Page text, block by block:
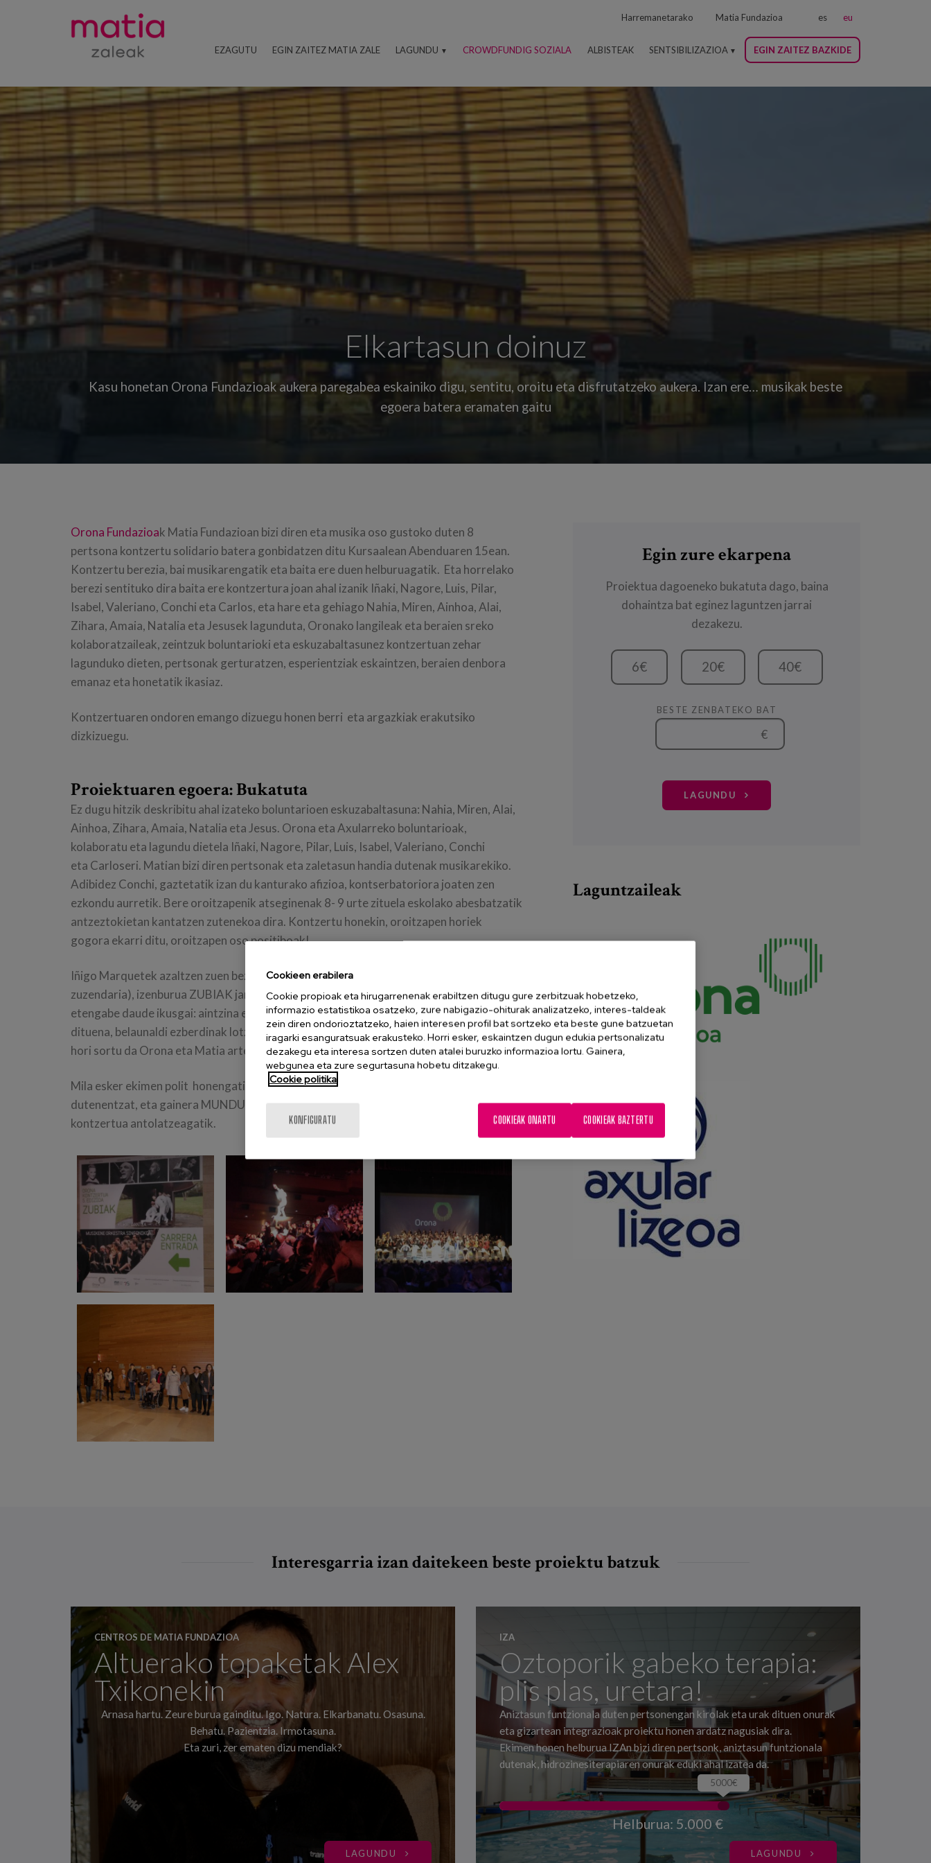
es eu
Harremanetarako Matia Fundazioa
EZAGUTU EGIN ZAITEZ MATIA ZALE LAGUNDU CROWDFUNDIG SOZIALA ALBISTEAK SENTSIBILIZAZIOA EGIN ZAITEZ BAZKIDE
Elkartasun doinuz
Kasu honetan Orona Fundazioak aukera paregabea eskainiko digu, sentitu, oroitu eta disfrutatzeko aukera. Izan ere… musikak beste
egoera batera eramaten gaitu
Orona Fundazioak Matia Fundazioan bizi diren eta musika oso gustoko duten 8
pertsona kontzertu solidario batera gonbidatzen ditu Kursaalean Abenduaren 15ean.
Kontzertu berezia, bai musikarengatik eta baita ere duen helburuagatik. Eta horrelako
berezi sentituko dira baita ere kontzertura joan ahal izanik Iñaki, Nagore, Luis, Pilar,
Isabel, Valeriano, Conchi eta Carlos, eta hare eta gehiago Nahia, Miren, Ainhoa, Alai,
Zihara, Amaia, Natalia eta Jesusek lagunduta, Oronako langileak eta beraien sreko
kolaboratzaileak, zeintzuk boluntarioki eta eskuzabaltasunez kontzertuan zehar
lagunduko dieten, pertsonak gerturatzen, esperientziak eskaintzen, beraien denbora
emanaz eta honetatik ikasiaz.
Kontzertuaren ondoren emango dizuegu honen berri eta argazkiak erakutsiko
dizkizuegu.
Proiektuaren egoera: Bukatuta
Ez dugu hitzik deskribitu ahal izateko boluntarioen eskuzabaltasuna: Nahia, Miren, Alai,
Ainhoa, Zihara, Amaia, Natalia eta Jesus. Orona eta Axularreko boluntarioak,
kolaboratu eta lagundu dietela Iñaki, Nagore, Pilar, Luis, Isabel, Valeriano, Conchi
eta Carloseri. Matian bizi diren pertsonak eta zaletasun handia dutenak musikarekiko.
Adibidez Conchi, gaztetatik izan du kanturako afizioa, kontserbatoriora joaten zen
ezkondu aurretik. Bere oroitzapenik atseginenak 8- 9 urte zituela eskolako abesbatzatik
antzeztokietan kantatzen zutenekoa dira. Kontzertu honekin, oroitzapen horiek
gogora ekarri ditu, oroitzapen oso positiboak!
Iñigo Marquetek azaltzen zuen bezala kontzertuaren hasieran (Orona Fundazioko
zuzendaria), izenburua ZUBIAK jarri diote eta sorkuntzan kontutan izandako zubiak
etengabe daude ikusgai: aintzina eta oraina lotzen duena, kultura ezberdinak lotzen
dituena, belaunaldi ezberdinak lotzen dituena, egoera ezberdinak lotzen dituena... eta
hori sortu da Orona eta Matia artean, zubia: PERTSONEN arteko zubia.
Mila esker ekimen polit honengatik eta horrelako esanguratsua dena partehartu
dutenentzat, eta gainera MUNDUKO BEGIAKentzat helburu solidario bat duen
kontzertua antolatzeagatik.
Egin zure ekarpena
Proiektua dagoeneko bukatuta dago, baina
dohaintza bat eginez laguntzen jarrai
dezakezu.
6€ 20€ 40€
BESTE ZENBATEKO BAT
€
LAGUNDU
Laguntzaileak
Interesgarria izan daitekeen beste proiektu batzuk
CENTROS DE MATIA FUNDAZIOA
Altuerako topaketak Alex
Txikonekin
Arnasa hartu. Zeure burua gainditu. Igo. Natura. Elkarbanatu. Osasuna.
Behatu. Pazientzia. Irmotasuna.
Eta zuri, zer ematen dizu mendiak?
LAGUNDU
IZA
Oztoporik gabeko terapia:
plis plas, uretara!
Aniztasun funtzionala duten pertsonengan kirolak eta urak dituen onurak
eta gizartean integrazioak proiektu honen ardatz nagusiak dira.
Ekimen honen helburua IZAn bizi diren pertsonk, aniztasun funtzionala
dutenak, hidrozinesiterapiaren onurak eduki ahal izatea da.
5000€
Helburua: 5.000 €
LAGUNDU
Cookieen erabilera
Cookie propioak eta hirugarrenenak erabiltzen ditugu gure zerbitzuak hobetzeko,
informazio estatistikoa osatzeko, zure nabigazio-ohiturak analizatzeko, interes-taldeak
zein diren ondorioztatzeko, haien interesen profil bat sortzeko eta beste gune batzuetan
iragarki esanguratsuak erakusteko. Horri esker, eskaintzen dugun edukia pertsonalizatu
dezakegu eta interesa sortzen duten atalei buruzko informazioa lortu. Gainera,
webgunea eta zure segurtasuna hobetu ditzakegu.
Cookie politika
KONFIGURATU COOKIEAK BAZTERTU
COOKIEAK ONARTU